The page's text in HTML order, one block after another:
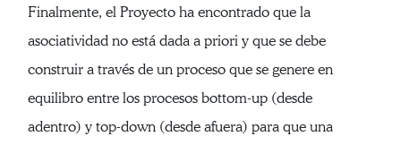
Finalmente, el Proyecto ha encontrado que la
asociatividad no está dada a priori y que se debe
construir a través de un proceso que se genere en
equilibro entre los procesos bottom-up (desde
adentro) y top-down (desde afuera) para que una